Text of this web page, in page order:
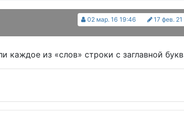
02 мар. 16 19:46 17 фев.
каждое из «слов» строки с заглавной